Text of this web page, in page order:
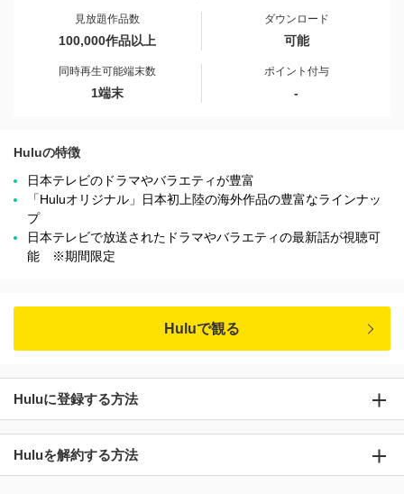
見放題作品数
100,000作品以上
ダウンロード
可能
同時再生可能端末数
1端末
ポイント付与
-
Huluの特徴
日本テレビのドラマやバラエティが豊富
「Huluオリジナル」日本初上陸の海外作品の豊富なラインナッ
プ
日本テレビで放送されたドラマやバラエティの最新話が視聴可
能 ※期間限定
Huluで観る
Huluに登録する方法
Huluを解約する方法